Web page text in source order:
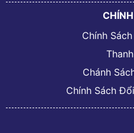
Chính
Chánh
Chính Sách